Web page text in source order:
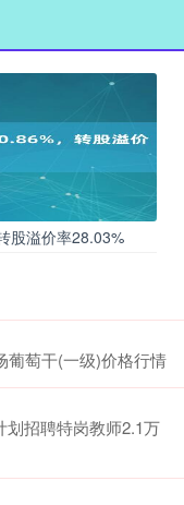
股溢价率28.03%
葡萄干(一级)价格行情
划招聘特岗教师2.1万